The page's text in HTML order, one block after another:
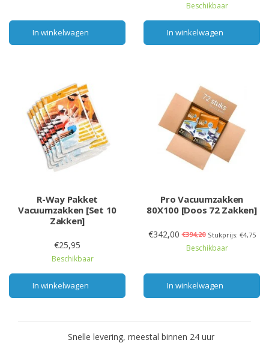
In winkelwagen
Beschikbaar
In winkelwagen
R-Way Pakket
Vacuumzakken [Set 10
Zakken]
€25,95
Beschikbaar
In winkelwagen
Pro Vacuumzakken
80X100 [Doos 72 Zakken]
€342,00 €394,20 Stukprijs: €4,75
Beschikbaar
In winkelwagen
Snelle levering, meestal binnen 24 uur